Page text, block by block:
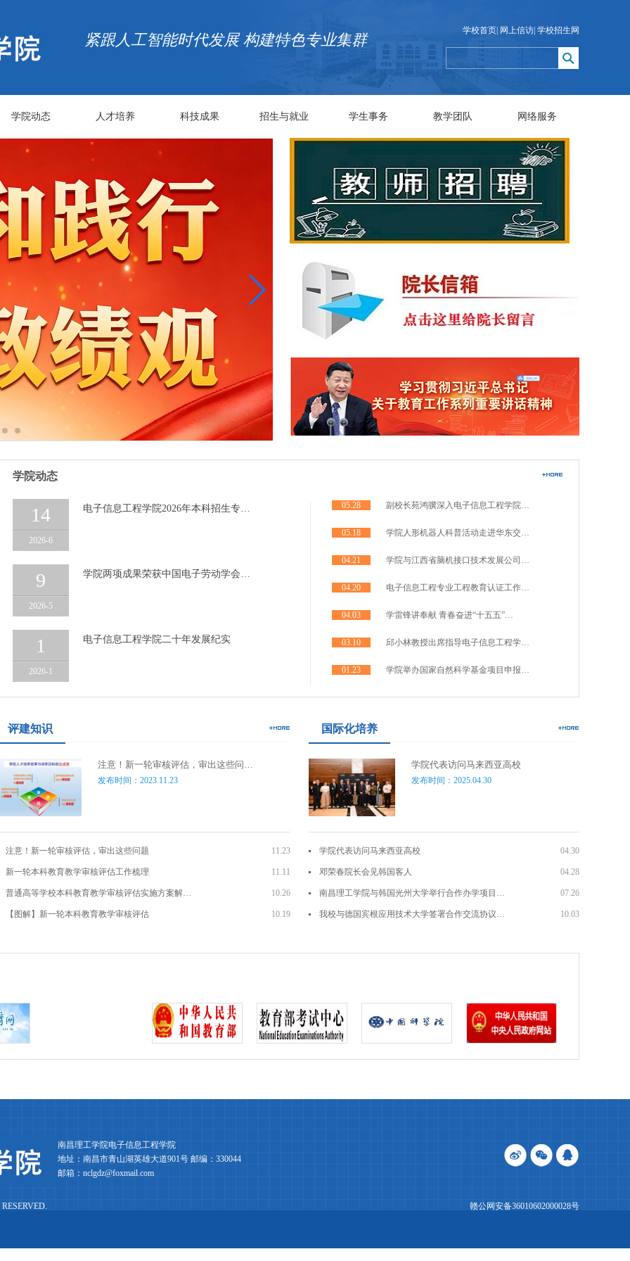
学校首页 网上信访 学校招生网
紧跟人工智能时代发展 构建特色专业集群
学院动态 人才培养 科技成果 招生与就业 学生事务 教学团队 网络服务
学院动态
14
2026-6
电子信息工程学院2026年本科招生专…
9
2026-5
学院两项成果荣获中国电子劳动学会…
1
2026-1
电子信息工程学院二十年发展纪实
05.28 副校长苑鸿骥深入电子信息工程学院…
05.18 学院人形机器人科普活动走进华东交…
04.21 学院与江西省脑机接口技术发展公司…
04.20 电子信息工程专业工程教育认证工作…
04.03 学雷锋讲奉献 青春奋进“十五五”…
03.10 邱小林教授出席指导电子信息工程学…
01.23 学院举办国家自然科学基金项目申报…
评建知识
注意！新一轮审核评估，审出这些问…
发布时间：2023.11.23
11.23
注意！新一轮审核评估，审出这些问题
11.11
新一轮本科教育教学审核评估工作梳理
10.26
普通高等学校本科教育教学审核评估实施方案解…
10.19
【图解】新一轮本科教育教学审核评估
国际化培养
学院代表访问马来西亚高校
发布时间：2025.04.30
04.30
学院代表访问马来西亚高校
04.28
邓荣春院长会见韩国客人
07.26
南昌理工学院与韩国光州大学举行合作办学项目…
10.03
我校与德国宾根应用技术大学签署合作交流协议…
南昌理工学院电子信息工程学院
地址：南昌市青山湖英雄大道901号 邮编：330044
邮箱：nclgdz@foxmail.com
赣公网安备36010602000028号